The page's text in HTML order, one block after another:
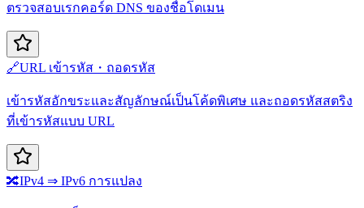
ตรวจสอบเรกคอร์ด DNS ของชื่อโดเมน
🔗URL เข้ารหัส・ถอดรหัส
เข้ารหัสอักขระและสัญลักษณ์เป็นโค้ดพิเศษ และถอดรหัสสตริง
ที่เข้ารหัสแบบ URL
🔀IPv4 ⇒ IPv6 การแปลง